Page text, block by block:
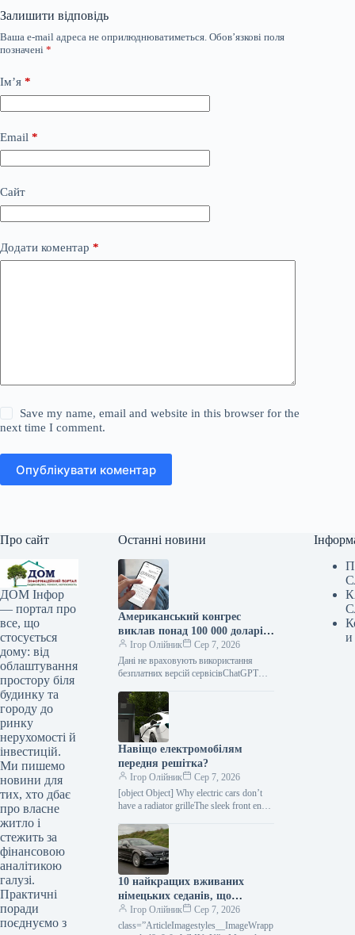
Залишити відповідь
Ваша e-mail адреса не оприлюднюватиметься. Обов’язкові поля
позначені *
Ім’я *
Email *
Сайт
Додати коментар *
Save my name, email and website in this browser for the
next time I comment.
Опублікувати коментар
Про сайт
ДОМ Інфор
— портал про
все, що
стосується
дому: від
облаштування
простору біля
будинку та
городу до
ринку
нерухомості й
інвестицій.
Ми пишемо
новини для
тих, хто дбає
про власне
житло і
стежить за
фінансовою
аналітикою
галузі.
Практичні
поради
поєднуємо з
Останні новини
Американський конгрес
виклав понад 100 000 доларів
на ChatGPT.
Ігор Олійник
Сер 7, 2026
Дані не враховують використання
безплатних версій сервісівChatGPT
інструменту штучного інтелекту в
американському Конгресі. На
розробку
Навіщо електромобілям
передня решітка?
Ігор Олійник
Сер 7, 2026
[object Object] Why electric cars don’t
have a radiator grilleThe sleek front end
features…
10 найкращих вживаних
німецьких седанів, що
пропонують комфорт,
потужність та вигідну
Ігор Олійник
Сер 7, 2026
class=”ArticleImagestyles__ImageWrapp
и